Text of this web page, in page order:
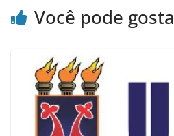
Você pode